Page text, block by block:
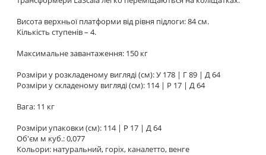
Висота верхньої платформи від рівня підлоги: 84 см.
Кількість ступенів – 4.
Максимальне завантаження: 150 кг
Розміри у розкладеному вигляді (см): У 178 | Г 89 | Д 64
Розміри у складеному вигляді (см): 114 | Р 17 | Д 64
Вага: 11 кг
Розміри упаковки (см): 114| Р 17 | Д 64
Об'єм м куб.: 0,077
Кольори: натуральний, горіх, каналетто, венге